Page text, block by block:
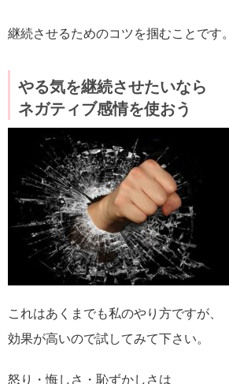
継続させるためのコツを掴むことです。
やる気を継続させたいなら
ネガティブ感情を使おう
これはあくまでも私のやり方ですが、
効果が高いので試してみて下さい。
怒り・悔しさ・恥ずかしさは